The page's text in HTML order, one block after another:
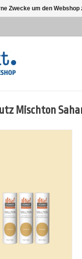
Mischton
Zwecke um den